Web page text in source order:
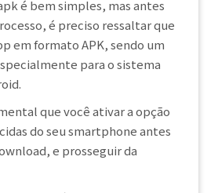
é bem simples, mas antes
é preciso ressaltar que
em formato APK, sendo um
para o sistema
que você ativar a opção
do seu smartphone antes
e prosseguir da